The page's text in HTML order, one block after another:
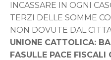
INCASSARE IN OGNI
TERZI DELLE SOMME
NON DOVUTE DAL
UNIONE CATTOLICA:
FASULLE PACE FISCALI